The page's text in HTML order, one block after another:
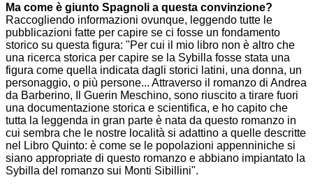
Ma come è giunto Spagnoli a questa convinzione?
Raccogliendo informazioni ovunque, leggendo tutte le
pubblicazioni fatte per capire se ci fosse un fondamento
storico su questa figura: "Per cui il mio libro non è altro che
una ricerca storica per capire se la Sybilla fosse stata una
figura come quella indicata dagli storici latini, una donna, un
personaggio, o più persone... Attraverso il romanzo di Andrea
da Barberino, Il Guerin Meschino, sono riuscito a tirare fuori
una documentazione storica e scientifica, e ho capito che
tutta la leggenda in gran parte è nata da questo romanzo in
cui sembra che le nostre località si adattino a quelle descritte
nel Libro Quinto: è come se le popolazioni appenniniche si
siano appropriate di questo romanzo e abbiano impiantato la
Sybilla del romanzo sui Monti Sibillini".